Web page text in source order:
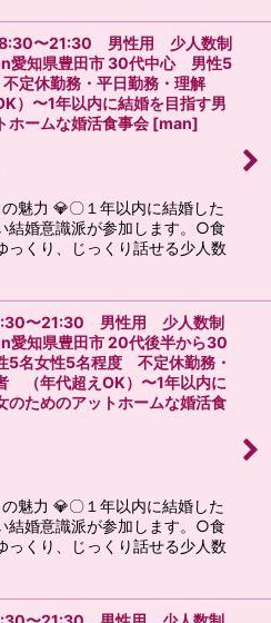
〜21:30 男性用 少人数制
愛知県豊田市 30代中心 男性5
定休勤務・平日勤務・理解
）〜1年以内に結婚を目指す男
ホームな婚活食事会 [man]
魅力 💎〇１年以内に結婚した
結婚意識派が参加します。○食
っくり、じっくり話せる少人数
〜21:30 男性用 少人数制
愛知県豊田市 20代後半から30
名女性5名程度 不定休勤務・
（年代超えOK）〜1年以内に
のためのアットホームな婚活食
魅力 💎〇１年以内に結婚した
結婚意識派が参加します。○食
っくり、じっくり話せる少人数